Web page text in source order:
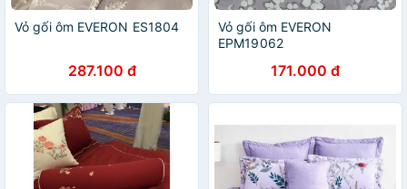
Vỏ gối ôm EVERON ES1804
287.100 đ
Vỏ gối ôm EVERON
EPM19062
171.000 đ